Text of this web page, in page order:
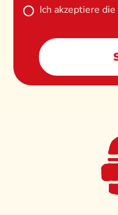
Ich akzeptiere die
Alternative: